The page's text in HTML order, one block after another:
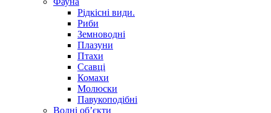
Рідкісні види.
Риби
Земноводні
Плазуни
Птахи
Ссавці
Комахи
Молюски
Павукоподібні
Водні об’єкти